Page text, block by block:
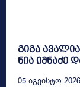
გიგა
ნია იმნაძე
05 Აგვისტო